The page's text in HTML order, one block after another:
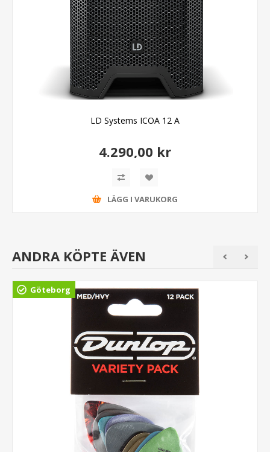
LD Systems ICOA 12 A
4.290,00 kr
LÄGG I VARUKORG
ANDRA KÖPTE ÄVEN
Göteborg